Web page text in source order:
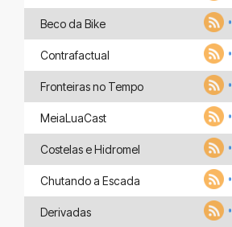
Beco da Bike
Contrafactual
Fronteiras no Tempo
MeiaLuaCast
Costelas e Hidromel
Chutando a Escada
Derivadas